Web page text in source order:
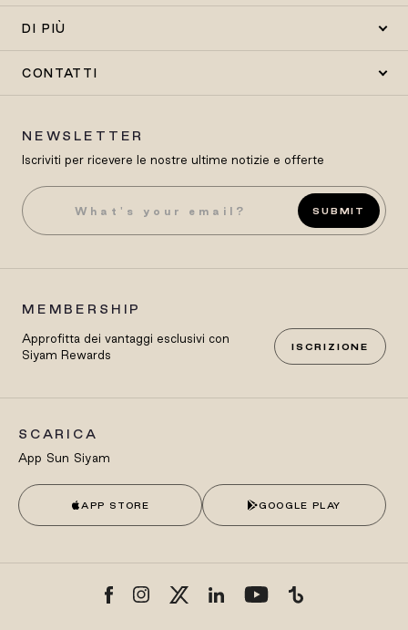
DI PIÙ
CONTATTI
NEWSLETTER
Iscriviti per ricevere le nostre ultime notizie e offerte
SUBMIT
MEMBERSHIP
Approfitta dei vantaggi esclusivi con
Siyam Rewards
ISCRIZIONE
SCARICA
App Sun Siyam
APP STORE GOOGLE PLAY